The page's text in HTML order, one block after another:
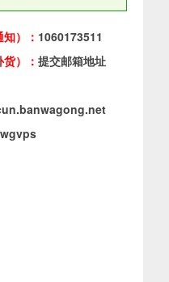
）： 1060173511
）： 提交邮箱地址